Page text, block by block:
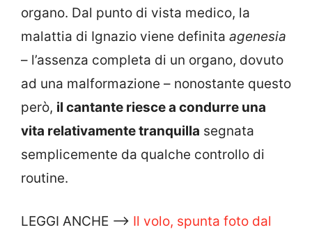
organo. Dal punto di vista medico, la
malattia di Ignazio viene definita agenesia
– l’assenza completa di un organo, dovuto
ad una malformazione – nonostante questo
però, il cantante riesce a condurre una
vita relativamente tranquilla segnata
semplicemente da qualche controllo di
routine.
LEGGI ANCHE —> Il volo, spunta foto dal